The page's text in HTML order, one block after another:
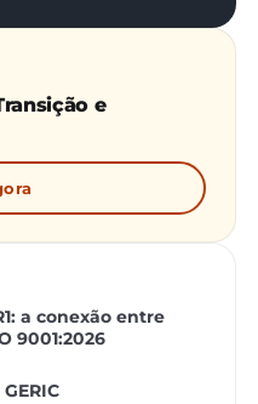
e
a conexão entre
9001:2026